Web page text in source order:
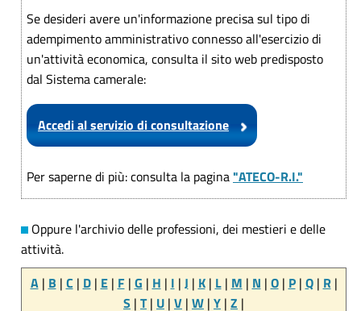
Se desideri avere un'informazione precisa sul tipo di
adempimento amministrativo connesso all'esercizio di
un'attività economica, consulta il sito web predisposto
dal Sistema camerale:
Accedi al servizio di consultazione
Per saperne di più: consulta la pagina"ATECO-R.I."
Oppure l'archivio delle professioni, dei mestieri e delle
attività.
A| B | C | D| E| F| G | H | I | J | K| L| M | N | O| P| Q| R|
S | T| U | V | W | Y | Z |